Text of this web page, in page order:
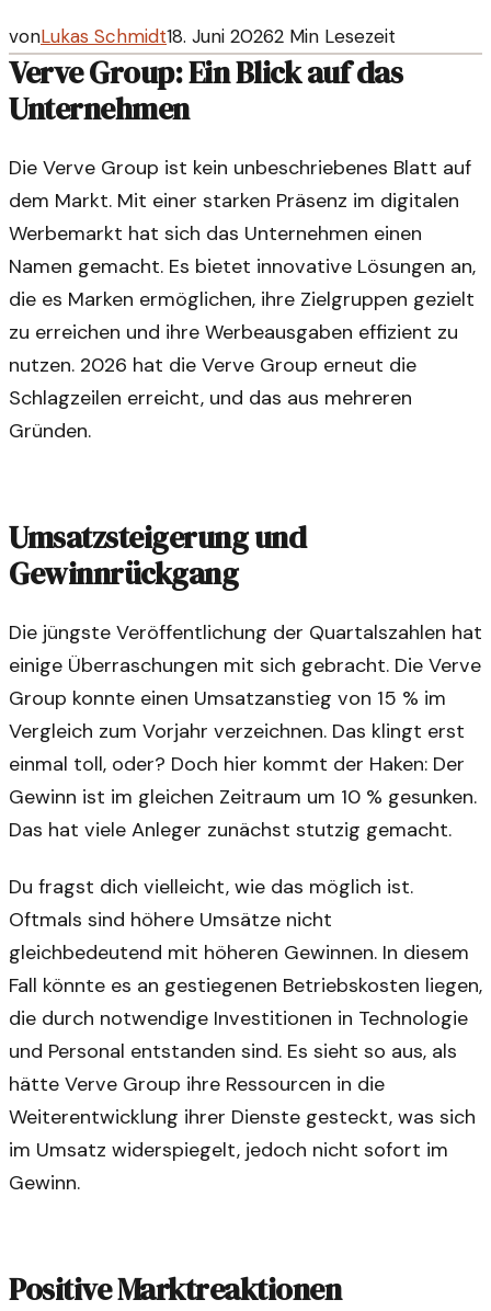
vonLukas Schmidt18. Juni 20262 Min Lesezeit
Verve Group: Ein Blick auf das
Unternehmen
Die Verve Group ist kein unbeschriebenes Blatt auf
dem Markt. Mit einer starken Präsenz im digitalen
Werbemarkt hat sich das Unternehmen einen
Namen gemacht. Es bietet innovative Lösungen an,
die es Marken ermöglichen, ihre Zielgruppen gezielt
zu erreichen und ihre Werbeausgaben effizient zu
nutzen. 2026 hat die Verve Group erneut die
Schlagzeilen erreicht, und das aus mehreren
Gründen.
Umsatzsteigerung und
Gewinnrückgang
Die jüngste Veröffentlichung der Quartalszahlen hat
einige Überraschungen mit sich gebracht. Die Verve
Group konnte einen Umsatzanstieg von 15 % im
Vergleich zum Vorjahr verzeichnen. Das klingt erst
einmal toll, oder? Doch hier kommt der Haken: Der
Gewinn ist im gleichen Zeitraum um 10 % gesunken.
Das hat viele Anleger zunächst stutzig gemacht.
Du fragst dich vielleicht, wie das möglich ist.
Oftmals sind höhere Umsätze nicht
gleichbedeutend mit höheren Gewinnen. In diesem
Fall könnte es an gestiegenen Betriebskosten liegen,
die durch notwendige Investitionen in Technologie
und Personal entstanden sind. Es sieht so aus, als
hätte Verve Group ihre Ressourcen in die
Weiterentwicklung ihrer Dienste gesteckt, was sich
im Umsatz widerspiegelt, jedoch nicht sofort im
Gewinn.
Positive Marktreaktionen